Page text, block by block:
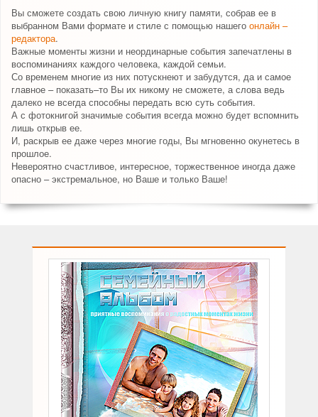
Вы сможете создать свою личную книгу памяти, собрав ее в
выбранном Вами формате и стиле с помощью нашего онлайн –
редактора.
Важные моменты жизни и неординарные события запечатлены в
воспоминаниях каждого человека, каждой семьи.
Со временем многие из них потускнеют и забудутся, да и самое
главное – показать–то Вы их никому не сможете, а слова ведь
далеко не всегда способны передать всю суть события.
А с фотокнигой значимые события всегда можно будет вспомнить
лишь открыв ее.
И, раскрыв ее даже через многие годы, Вы мгновенно окунетесь в
прошлое.
Невероятно счастливое, интересное, торжественное иногда даже
опасно – экстремальное, но Ваше и только Ваше!